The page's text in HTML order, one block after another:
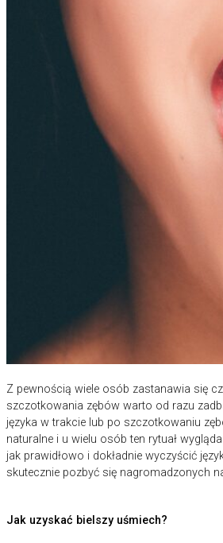
Z pewnością wiele osób zastanawia się
szczotkowania zębów warto od razu
języka w trakcie lub po szczotkowaniu
naturalne i u wielu osób ten rytuał
jak prawidłowo i dokładnie wyczyścić
skutecznie pozbyć się nagromadzonych
Jak uzyskać bielszy uśmiech?